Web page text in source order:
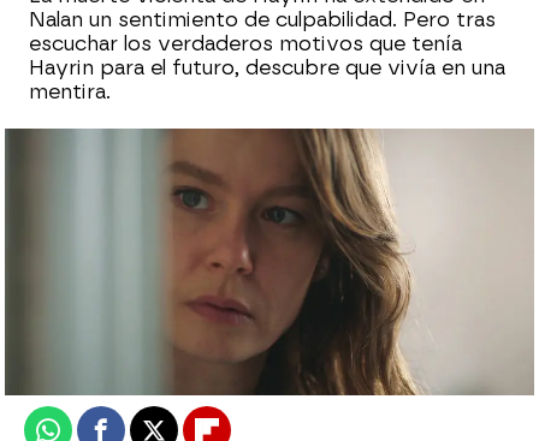
Nalan un sentimiento de culpabilidad. Pero tras
escuchar los verdaderos motivos que tenía
Hayrin para el futuro, descubre que vivía en una
mentira.
13 de marzo de 2025, 08:20